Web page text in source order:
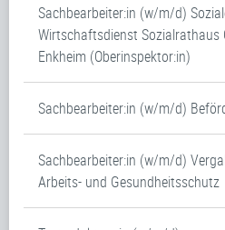
Sachbearbeiter:in (w/m/d)
Wirtschaftsdienst Sozialrathaus
Enkheim (Oberinspektor:in)
Sachbearbeiter:in (w/m/d)
Sachbearbeiter:in (w/m/d)
Arbeits- und Gesundheitsschutz